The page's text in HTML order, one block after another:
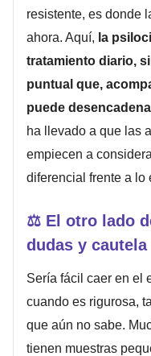
resistente, es donde
ahora. Aquí, la
tratamiento diario,
puntual que,
puede
ha llevado a que las
empiecen a
diferencial frente a lo
⚖️ El otro lado
dudas y cautela
Sería fácil caer en el
cuando es rigurosa,
que aún no sabe.
tienen muestras